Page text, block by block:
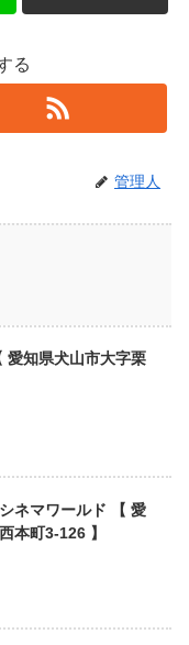
る
管理人
愛知県犬山市大字栗
ネマワールド 【 愛
本町3-126 】